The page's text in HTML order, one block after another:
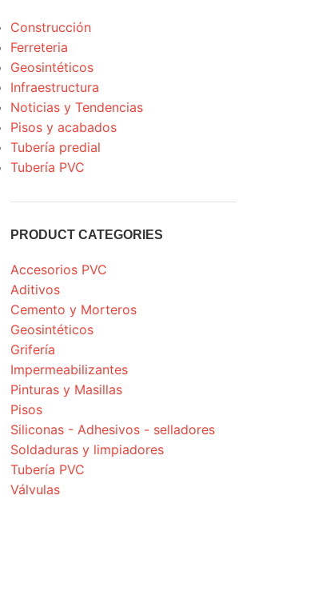
Construcción
Ferreteria
Geosintéticos
Infraestructura
Noticias y Tendencias
Pisos y acabados
Tubería predial
Tubería PVC
PRODUCT CATEGORIES
Accesorios PVC
Aditivos
Cemento y Morteros
Geosintéticos
Grifería
Impermeabilizantes
Pinturas y Masillas
Pisos
Siliconas - Adhesivos - selladores
Soldaduras y limpiadores
Tubería PVC
Válvulas